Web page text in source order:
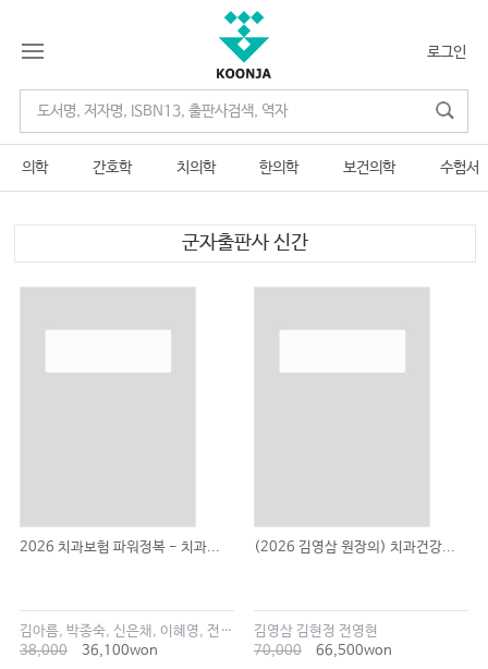
로그인
의학 간호학 치의학 한의학 보건의학 수험서
군자출판사 신간
2026 치과보험 파워정복 - 치과...
김아름, 박종숙, 신은채, 이혜영, 전서현
38,000
36,100won
(2026 김영삼 원장의) 치과건강...
김영삼 김현정 전영현
70,000
66,500won